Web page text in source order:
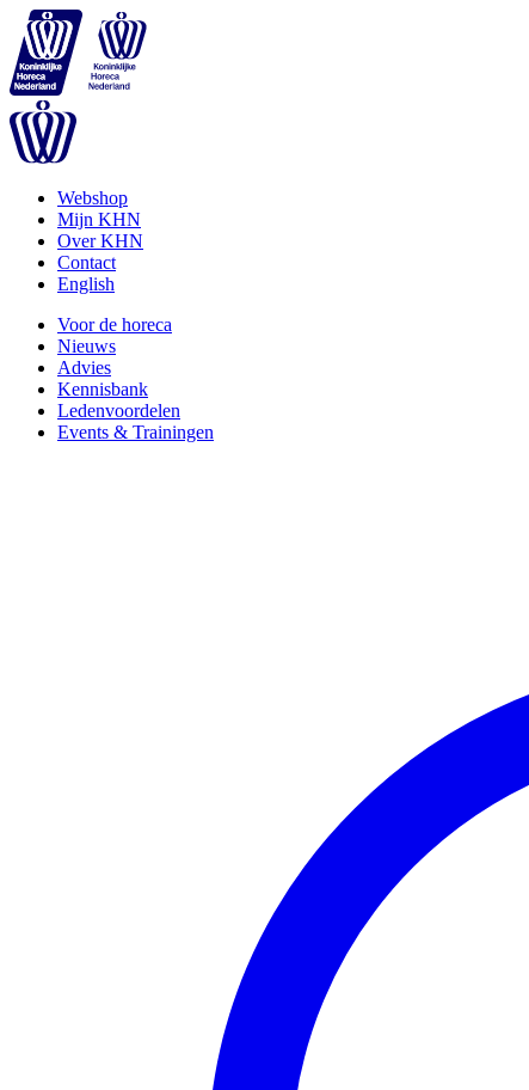
Webshop
Mijn KHN
Over KHN
Contact
English
Voor de horeca
Nieuws
Advies
Kennisbank
Ledenvoordelen
Events & Trainingen